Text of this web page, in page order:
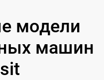
модели
машин